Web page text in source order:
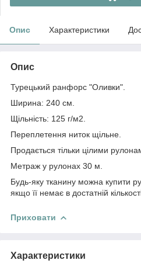
Опис Характеристики
Опис
Турецький ранфорс "Оливки".
Ширина: 240 см.
Щільність: 125 г/м2.
Переплетення ниток щільне.
Продається тільки цілими
Метраж у рулонах 30 м.
Будь-яку тканину можна купити
якщо її немає в достатній
Приховати
Характеристики